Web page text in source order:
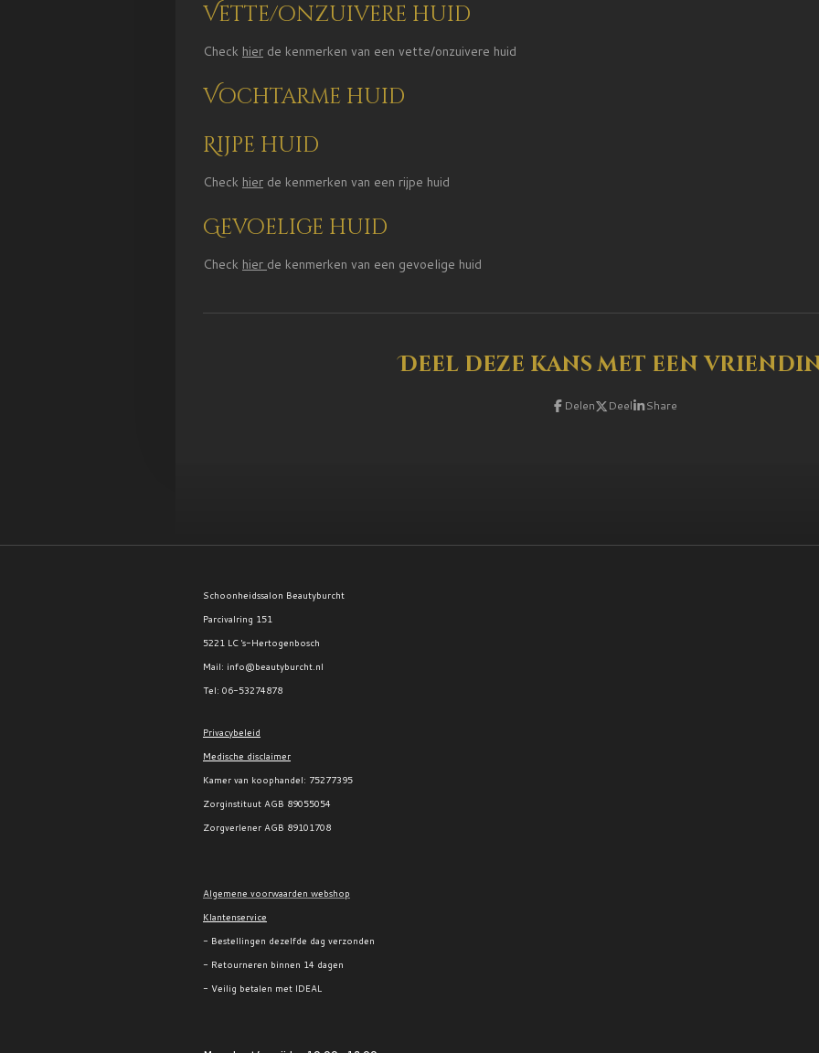
Vette/onzuivere huid
Check hier de kenmerken van een vette/onzuivere huid
Vochtarme huid
Rijpe huid
Check hier de kenmerken van een rijpe huid
Gevoelige huid
Check hier de kenmerken van een gevoelige huid
Deel deze kans met een
Delen Deel Share
Schoonheidssalon Beautyburcht
Parcivalring 151
5221 LC 's-Hertogenbosch
Mail: info@beautyburcht.nl
Tel: 06-53274878
Privacybeleid
Medische disclaimer
Kamer van koophandel: 75277395
Zorginstituut AGB 89055054
Zorgverlener AGB 89101708
Algemene voorwaarden webshop
Klantenservice
- Bestellingen dezelfde dag verzonden
- Retourneren binnen 14 dagen
- Veilig betalen met IDEAL